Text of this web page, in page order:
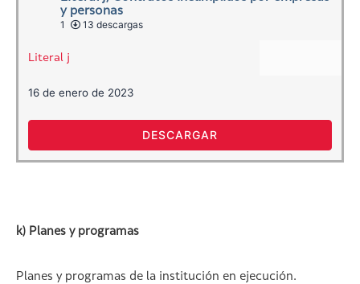
y personas
1
13 descargas
Literal j
16 de enero de 2023
DESCARGAR
k) Planes y programas
Planes y programas de la institución en ejecución.